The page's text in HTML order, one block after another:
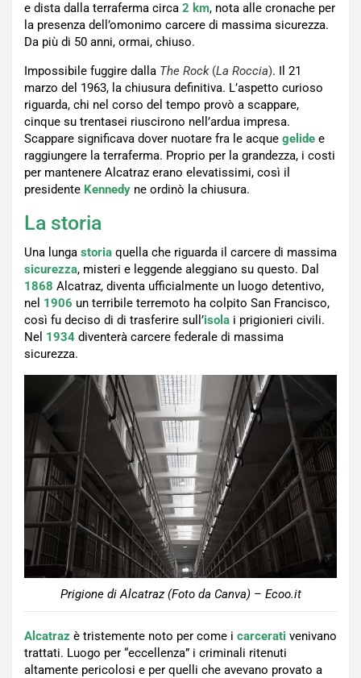
e dista dalla terraferma circa 2 km, nota alle cronache per
la presenza dell’omonimo carcere di massima sicurezza.
Da più di 50 anni, ormai, chiuso.
Impossibile fuggire dalla The Rock (La Roccia). Il 21
marzo del 1963, la chiusura definitiva. L’aspetto curioso
riguarda, chi nel corso del tempo provò a scappare,
cinque su trentasei riuscirono nell’ardua impresa.
Scappare significava dover nuotare fra le acque gelide e
raggiungere la terraferma. Proprio per la grandezza, i costi
per mantenere Alcatraz erano elevatissimi, così il
presidente Kennedy ne ordinò la chiusura.
La storia
Una lunga storia quella che riguarda il carcere di massima
sicurezza, misteri e leggende aleggiano su questo. Dal
1868 Alcatraz, diventa ufficialmente un luogo detentivo,
nel 1906 un terribile terremoto ha colpito San Francisco,
così fu deciso di di trasferire sull’isola i prigionieri civili.
Nel 1934 diventerà carcere federale di massima
sicurezza.
Prigione di Alcatraz (Foto da Canva) – Ecoo.it
Alcatraz è tristemente noto per come i carcerati venivano
trattati. Luogo per “eccellenza” i criminali ritenuti
altamente pericolosi e per quelli che avevano provato a